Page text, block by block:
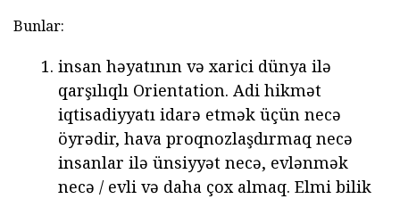
Bunlar:
insan həyatının və xarici dünya ilə
qarşılıqlı Orientation. Adi hikmət
iqtisadiyyatı idarə etmək üçün necə
öyrədir, hava proqnozlaşdırmaq necə
insanlar ilə ünsiyyət necə, evlənmək
necə / evli və daha çox almaq. Elmi bilik